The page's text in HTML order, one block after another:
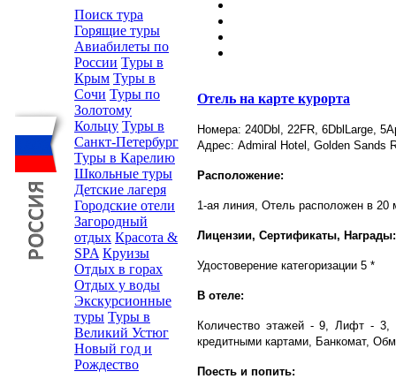
Поиск тура
Горящие туры
Авиабилеты по
России Туры в
Крым Туры в
Сочи Туры по
Золотому
Кольцу Туры в
Санкт-Петербург
Туры в Карелию
Школьные туры
Детские лагеря
Городские отели
Загородный
отдых Красота &
SPA Круизы
Отдых в горах
Отдых у воды
Экскурсионные
туры Туры в
Великий Устюг
Новый год и
Рождество
Отель на карте курорта
Номера: 240Dbl, 22FR, 6DblLarge,
Адрес: Admiral Hotel, Golden Sands
Расположение:
1-ая линия, Отель расположен в 20
Лицензии, Сертификаты, Награды:
Удостоверение категоризации 5 *
В отеле:
Количество этажей - 9, Лифт - 3,
кредитными картами, Банкомат,
Поесть и попить: